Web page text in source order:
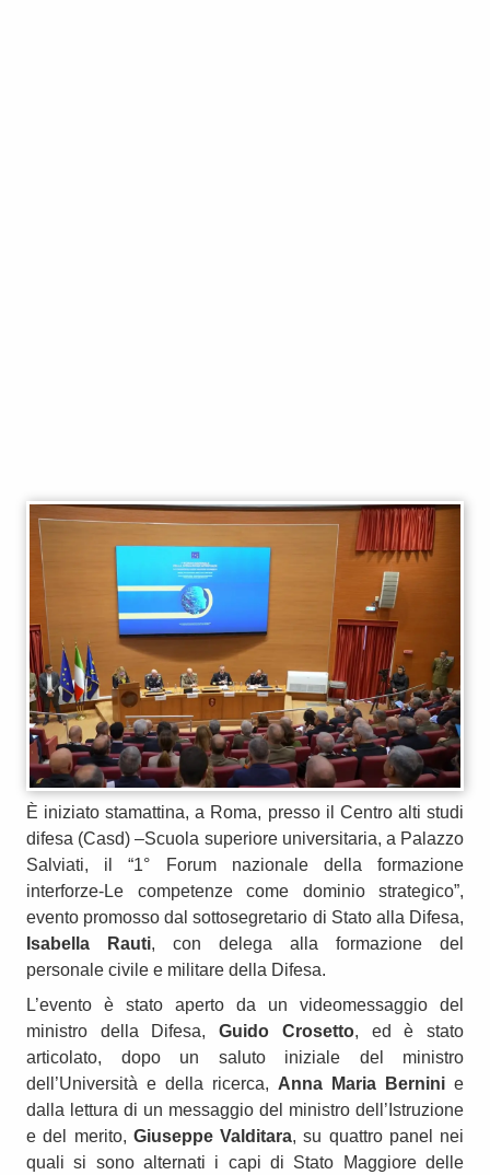
È iniziato stamattina, a Roma, presso il Centro alti studi
difesa (Casd) –Scuola superiore universitaria, a Palazzo
Salviati, il “1° Forum nazionale della formazione
interforze-Le competenze come dominio strategico”,
evento promosso dal sottosegretario di Stato alla Difesa,
Isabella Rauti, con delega alla formazione del
personale civile e militare della Difesa.
L’evento è stato aperto da un videomessaggio del
ministro della Difesa,Guido Crosetto, ed è stato
articolato, dopo un saluto iniziale del ministro
dell’Università e della ricerca, Anna Maria Bernini e
dalla lettura di un messaggio del ministro dell’Istruzione
e del merito, Giuseppe Valditara, su quattro panel nei
quali si sono alternati i capi di Stato Maggiore delle